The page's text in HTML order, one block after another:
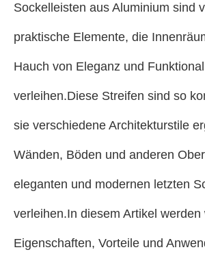
Sockelleisten aus Aluminium sind
praktische Elemente, die
Hauch von Eleganz und
verleihen.Diese Streifen sind so
sie verschiedene Architekturstile
Wänden, Böden und anderen
eleganten und modernen letzten
verleihen.In diesem Artikel werden
Eigenschaften, Vorteile und